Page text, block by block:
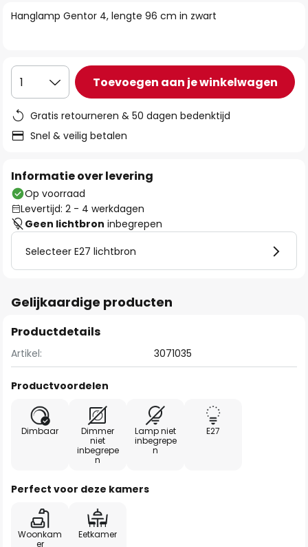
de
Hanglamp Gentor 4, lengte 96 cm in zwart
1 Toevoegen aan je winkelwagen
Gratis retourneren & 50 dagen bedenktijd
Snel & veilig betalen
Informatie over levering
Op voorraad
Levertijd: 2 - 4 werkdagen
Geen lichtbron inbegrepen
Selecteer E27 lichtbron
Gelijkaardige producten
Productdetails
Artikel: 3071035
Productvoordelen
Dimbaar
Dimmer
niet
inbegrepe
n
Lamp niet
inbegrepe
n
E27
Perfect voor deze kamers
Woonkam
er
Eetkamer